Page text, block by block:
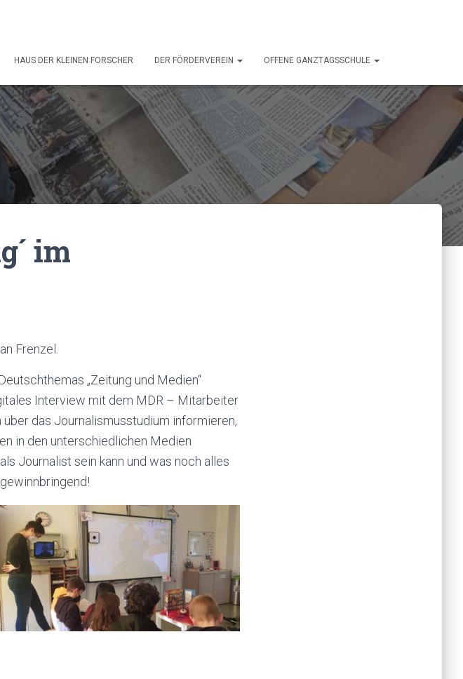
HAUS DER KLEINEN FORSCHER DER FÖRDERVEREIN OFFENE GANZTAGSSCHULE
im
Frenzel.
„Zeitung und Medien“
Interview mit dem MDR – Mitarbeiter
das Journalismusstudium informieren,
in den unterschiedlichen Medien
Journalist sein kann und was noch alles